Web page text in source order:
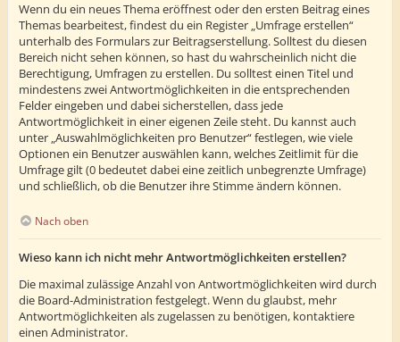
Wenn du ein neues Thema eröffnest oder den ersten Beitrag eines
Themas bearbeitest, findest du ein Register „Umfrage erstellen“
unterhalb des Formulars zur Beitragserstellung. Solltest du diesen
Bereich nicht sehen können, so hast du wahrscheinlich nicht die
Berechtigung, Umfragen zu erstellen. Du solltest einen Titel und
mindestens zwei Antwortmöglichkeiten in die entsprechenden
Felder eingeben und dabei sicherstellen, dass jede
Antwortmöglichkeit in einer eigenen Zeile steht. Du kannst auch
unter „Auswahlmöglichkeiten pro Benutzer“ festlegen, wie viele
Optionen ein Benutzer auswählen kann, welches Zeitlimit für die
Umfrage gilt (0 bedeutet dabei eine zeitlich unbegrenzte Umfrage)
und schließlich, ob die Benutzer ihre Stimme ändern können.
Nach oben
Wieso kann ich nicht mehr Antwortmöglichkeiten erstellen?
Die maximal zulässige Anzahl von Antwortmöglichkeiten wird durch
die Board-Administration festgelegt. Wenn du glaubst, mehr
Antwortmöglichkeiten als zugelassen zu benötigen, kontaktiere
einen Administrator.